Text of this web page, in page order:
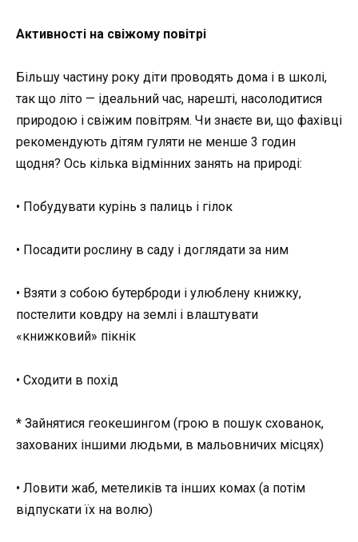
Активності на свіжому повітрі
Більшу частину року діти проводять дома і в школі,
так що літо — ідеальний час, нарешті, насолодитися
природою і свіжим повітрям. Чи знаєте ви, що фахівці
рекомендують дітям гуляти не менше 3 годин
щодня? Ось кілька відмінних занять на природі:
• Побудувати курінь з палиць і гілок
• Посадити рослину в саду і доглядати за ним
• Взяти з собою бутерброди і улюблену книжку,
постелити ковдру на землі і влаштувати
«книжковий» пікнік
• Сходити в похід
* Зайнятися геокешингом (грою в пошук схованок,
захованих іншими людьми, в мальовничих місцях)
• Ловити жаб, метеликів та інших комах (а потім
відпускати їх на волю)